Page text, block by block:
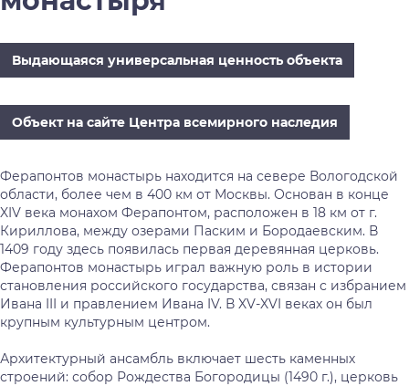
Выдающаяся универсальная ценность объекта
Объект на сайте Центра всемирного наследия
Ферапонтов монастырь находится на севере Вологодской
области, более чем в 400 км от Москвы. Основан в конце
XIV века монахом Ферапонтом, расположен в 18 км от г.
Кириллова, между озерами Паским и Бородаевским. В
1409 году здесь появилась первая деревянная церковь.
Ферапонтов монастырь играл важную роль в истории
становления российского государства, связан с избранием
Ивана III и правлением Ивана IV. В XV-XVI веках он был
крупным культурным центром.
Архитектурный ансамбль включает шесть каменных
строений: собор Рождества Богородицы (1490 г.), церковь